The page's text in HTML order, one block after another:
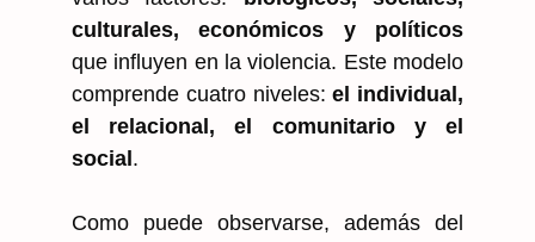
culturales, económicos y políticos
que influyen en la violencia. Este modelo
comprende cuatro niveles:el individual,
el relacional, el comunitario y el
social .
Como puede observarse, además del